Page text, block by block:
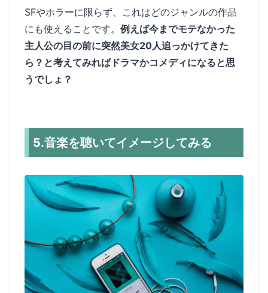
SFやホラーに限らず、これはどのジャンルの作品
にも使えることです。 例えば今までモテなかった
主人公の目の前に突然美女20人追っかけてきた
ら？と考えてみればドラマかコメディになると思
うでしょ？
5.音楽を聴いてイメージしてみる